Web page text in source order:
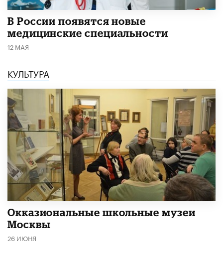
В России появятся новые
медицинские специальности
12 МАЯ
КУЛЬТУРА
​Окказиональные школьные музеи
Москвы
26 ИЮНЯ